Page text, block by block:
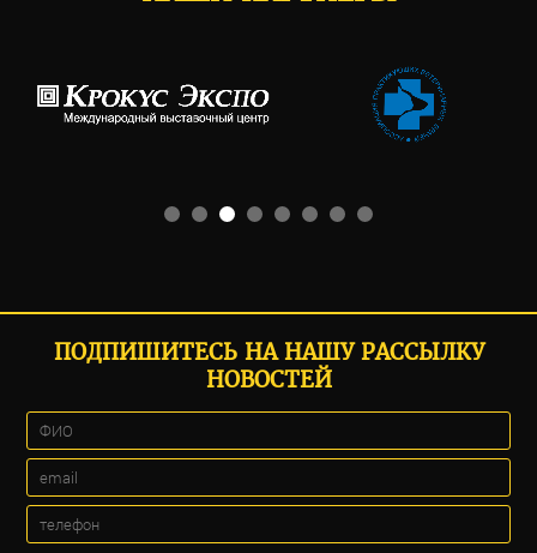
ПОДПИШИТЕСЬ НА НАШУ РАССЫЛКУ
НОВОСТЕЙ